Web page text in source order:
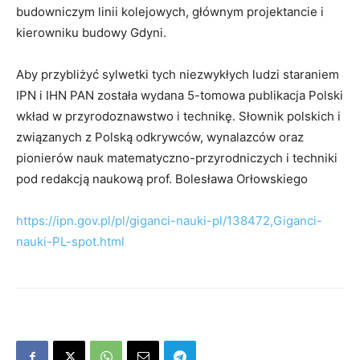
budowniczym linii kolejowych, głównym projektancie i
kierowniku budowy Gdyni.​
Aby przybliżyć sylwetki tych niezwykłych ludzi staraniem
IPN i IHN PAN została wydana 5-tomowa publikacja Polski
wkład w przyrodoznawstwo i technikę. Słownik polskich i
związanych z Polską odkrywców, wynalazców oraz
pionierów nauk matematyczno-przyrodniczych i techniki
pod redakcją naukową prof. Bolesława Orłowskiego
https://ipn.gov.pl/pl/giganci-nauki-pl/138472,Giganci-
nauki-PL-spot.html